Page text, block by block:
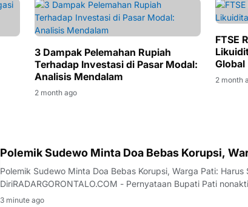
3 Dampak Pelemahan Rupiah
Terhadap Investasi di Pasar Modal:
Analisis Mendalam
2 month ago
FTSE
Global
2 month
Polemik Sudewo Minta Doa Bebas Korupsi,
Polemik Sudewo Minta Doa Bebas Korupsi, Warga Pati: Harus
DiriRADARGORONTALO.COM - Pernyataan Bupati Pati
meminta dukungan doa agar dirinya terbebas dari jeratan
3 minute ago